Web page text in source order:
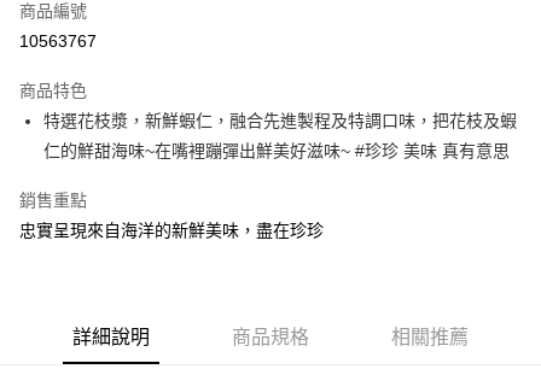
LINE Pay
街口支付
悠遊付
Google Pay
AFTEE先享後付是「在收到商品之後才付款」的支付方式。 讓您購物簡單
便利好安心！
ATM付款
商品編號
10563767
商品特色
特選花枝漿，新鮮蝦仁，融合先進製程及特調口味，把花枝及蝦
仁的鮮甜海味~在嘴裡蹦彈出鮮美好滋味~ #珍珍 美味 真有意思
銷售重點
忠實呈現來自海洋的新鮮美味，盡在珍珍
詳細說明 商品規格 相關推薦